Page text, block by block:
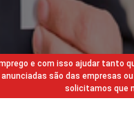
e com isso ajudar
são das empresas
solicitamos que